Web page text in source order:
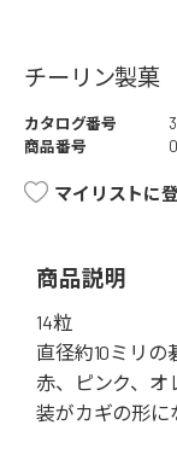
チーリン製
カタログ番号
商品番号
マイリストに
商品説明
14粒
直径約10ミリの
赤、ピンク、オ
装がカギの形に